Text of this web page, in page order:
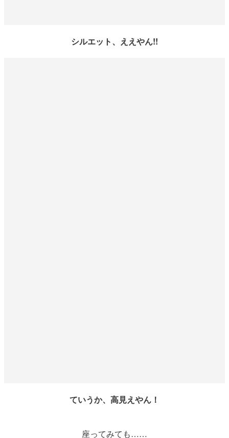
シルエット、ええやん!!
ていうか、高見えやん！
座ってみても……